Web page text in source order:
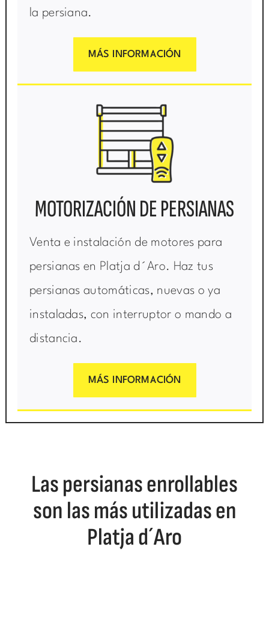
la persiana.
MÁS INFORMACIÓN
MOTORIZACIÓN DE PERSIANAS
Venta e instalación de motores para
persianas en Platja d´Aro. Haz tus
persianas automáticas, nuevas o ya
instaladas, con interruptor o mando a
distancia.
MÁS INFORMACIÓN
Las persianas enrollables
son las más utilizadas en
Platja d´Aro